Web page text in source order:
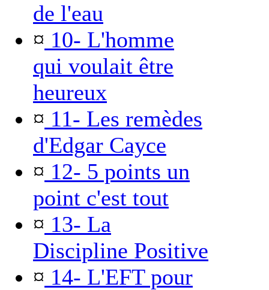
de l'eau
¤ 10- L'homme
qui voulait être
heureux
¤ 11- Les remèdes
d'Edgar Cayce
¤ 12- 5 points un
point c'est tout
¤ 13- La
Discipline Positive
¤ 14- L'EFT pour